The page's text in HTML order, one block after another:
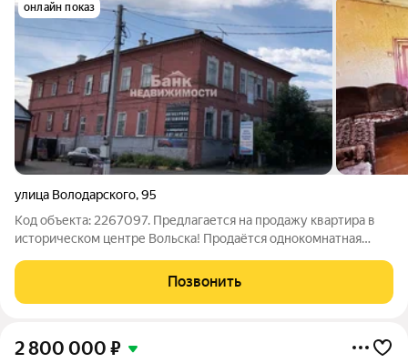
онлайн показ
улица Володарского,95
Код объекта: 2267097. Предлагается на продажу квартира в
историческом центре Вольска! Продаётся однокомнатная
двухэтажная постройка с железобетонными перекрытиями
гарантирует надёжность и
Позвонить
2 800 000 ₽